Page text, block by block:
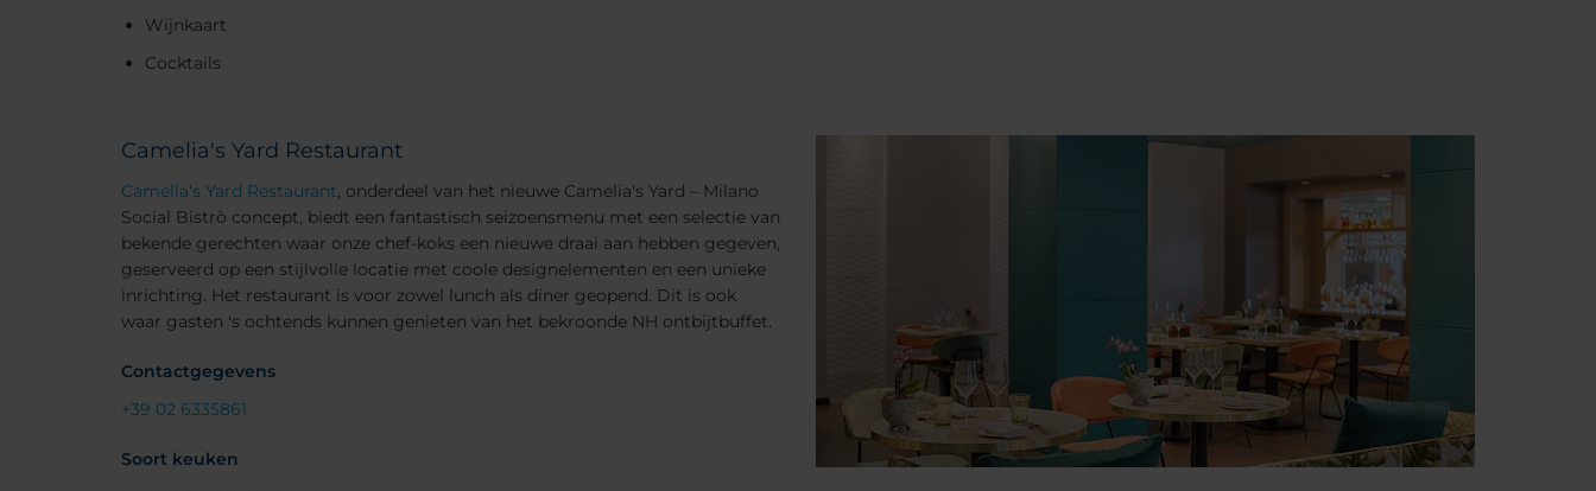
Wijnkaart
Cocktails
Camelia's Yard Restaurant
Camelia's Yard Restaurant, onderdeel van het nieuwe Camelia's Yard – Milano
Social Bistrò concept, biedt een fantastisch seizoensmenu met een selectie van
bekende gerechten waar onze chef-koks een nieuwe draai aan hebben gegeven,
geserveerd op een stijlvolle locatie met coole designelementen en een unieke
inrichting. Het restaurant is voor zowel lunch als diner geopend. Dit is ook
waar gasten 's ochtends kunnen genieten van het bekroonde NH ontbijtbuffet.
Contactgegevens
+39 02 6335861
Soort keuken